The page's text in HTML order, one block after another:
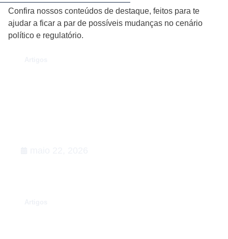
Confira nossos conteúdos de destaque, feitos para te
ajudar a ficar a par de possíveis mudanças no cenário
político e regulatório.